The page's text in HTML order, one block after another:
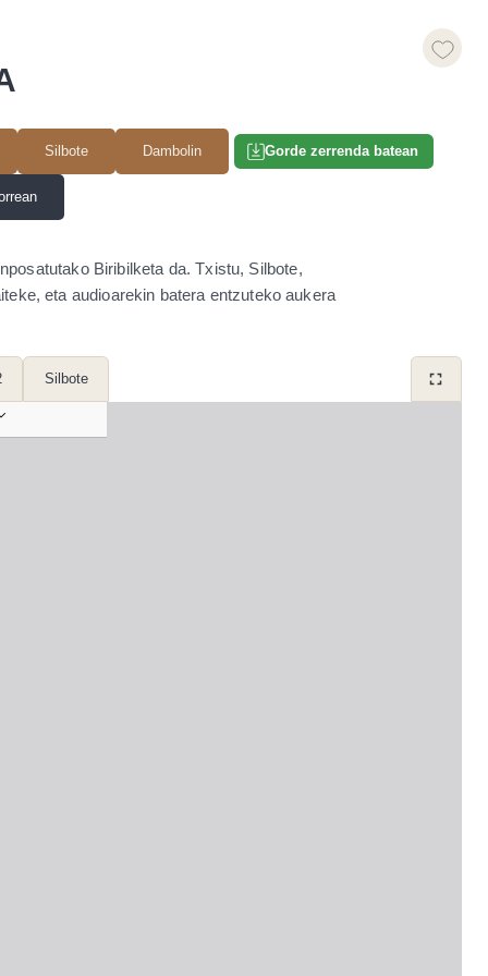
Silbote Dambolin Gorde zerrenda batean
Biribilketa da. Txistu, Silbote,
eta audioarekin batera entzuteko aukera
Silbote